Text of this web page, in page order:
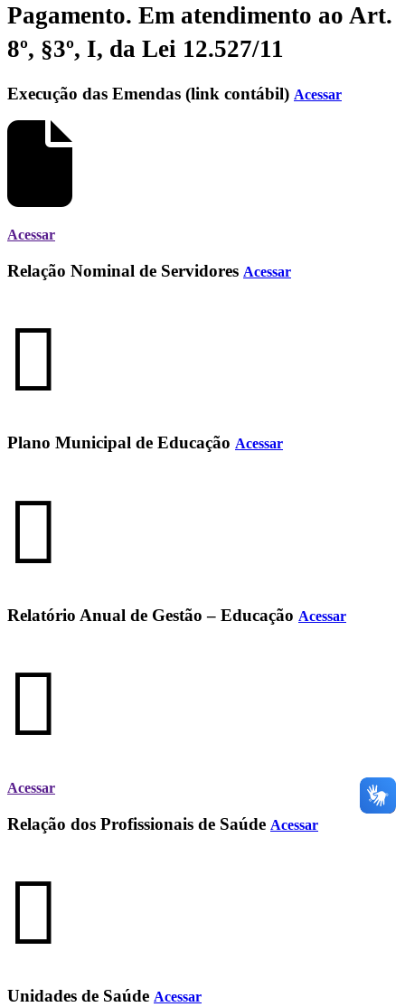
Pagamento. Em atendimento ao Art.
8º, §3º, I, da Lei 12.527/11
Execução das Emendas (link contábil) Acessar
Acessar
Relação Nominal de Servidores Acessar
Plano Municipal de Educação Acessar
Relatório Anual de Gestão – Educação Acessar
Acessar
Relação dos Profissionais de Saúde Acessar
Unidades de Saúde Acessar